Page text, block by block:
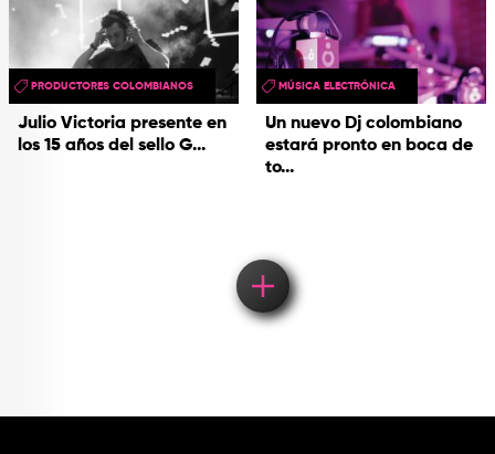
Julio Victoria presente en
los 15 años del sello G...
PRODUCTORES COLOMBIANOS
Un nuevo Dj colombiano
estará pronto en boca de
to...
MÚSICA ELECTRÓNICA
Load More